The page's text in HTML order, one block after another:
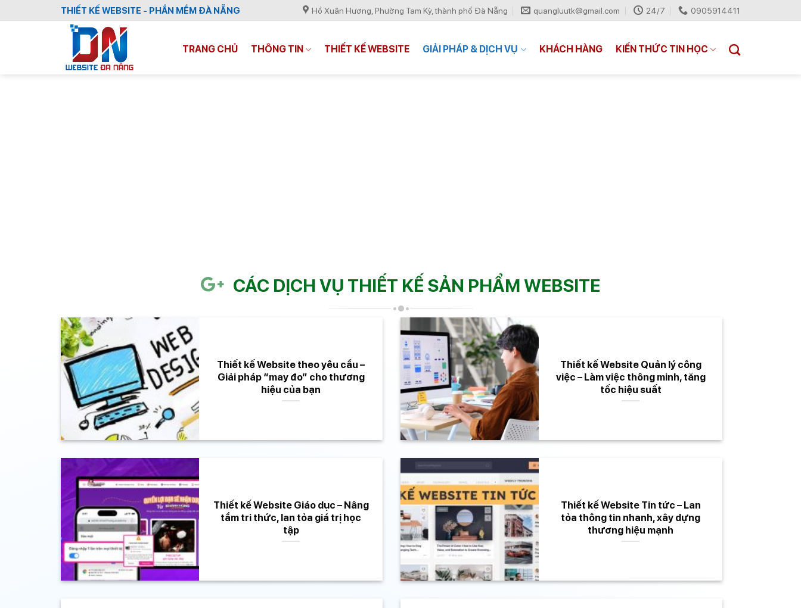
THIẾT KẾ WEBSITE - PHẦN MỀM ĐÀ NẴNG Hồ Xuân Hương, Phường Tam Kỳ, thành phố Đà Nẵng quangluutk@gmail.com 24/7 0905914411
TRANG CHỦ THÔNG TIN THIẾT KẾ WEBSITE GIẢI PHÁP & DỊCH VỤ KHÁCH HÀNG KIẾN THỨC TIN HỌC
CÁC DỊCH VỤ THIẾT KẾ SẢN PHẨM WEBSITE
Thiết kế Website theo yêu cầu –
Giải pháp “may đo” cho thương
hiệu của bạn
Thiết kế Website Quản lý công
việc – Làm việc thông minh, tăng
tốc hiệu suất
Thiết kế Website Giáo dục – Nâng
tầm tri thức, lan tỏa giá trị học
tập
Thiết kế Website Tin tức – Lan
tỏa thông tin nhanh, xây dựng
thương hiệu mạnh